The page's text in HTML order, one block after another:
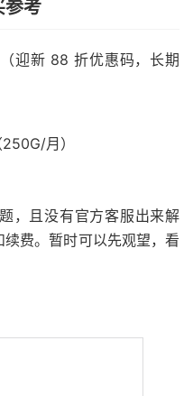
考
迎新 88 折优惠码，长期
月）
，且没有官方客服出来解
费。暂时可以先观望，看